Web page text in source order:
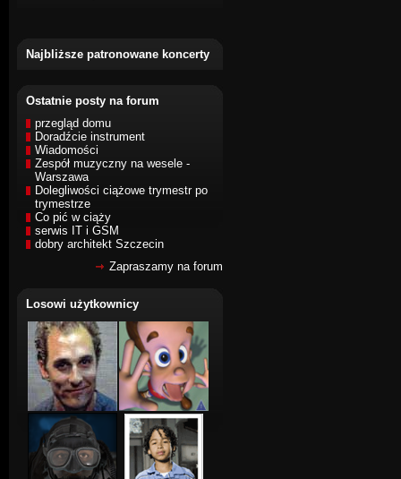
Najbliższe patronowane koncerty
Ostatnie posty na forum
przegląd domu
Doradźcie instrument
Wiadomości
Zespół muzyczny na wesele -
Warszawa
Dolegliwości ciążowe trymestr po
trymestrze
Co pić w ciąży
serwis IT i GSM
dobry architekt Szczecin
Zapraszamy na forum
Losowi użytkownicy